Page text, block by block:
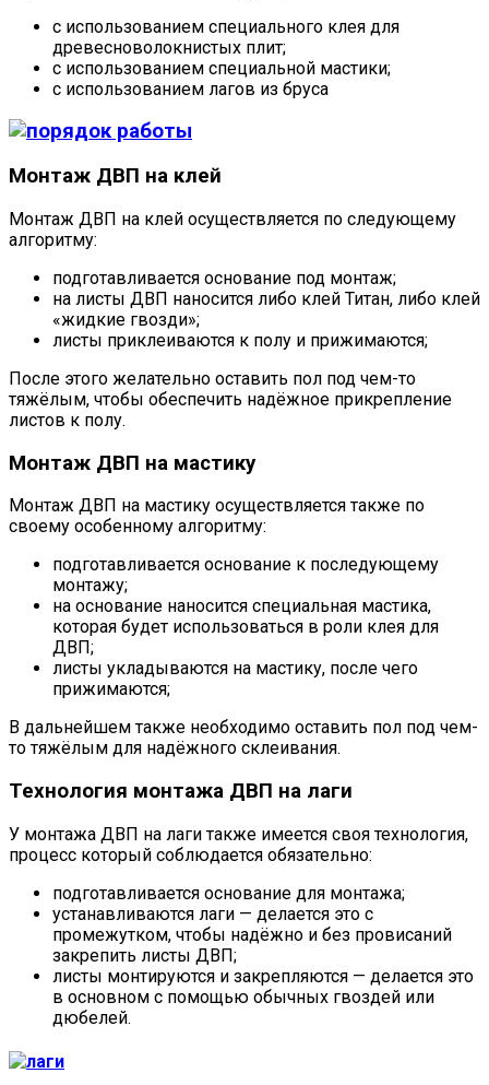
с использованием специального клея для
древесноволокнистых плит;
с использованием специальной мастики;
с использованием лагов из бруса
Монтаж ДВП на клей
Монтаж ДВП на клей осуществляется по следующему
алгоритму:
подготавливается основание под монтаж;
на листы ДВП наносится либо клей Титан, либо клей
«жидкие гвозди»;
листы приклеиваются к полу и прижимаются;
После этого желательно оставить пол под чем-то
тяжёлым, чтобы обеспечить надёжное прикрепление
листов к полу.
Монтаж ДВП на мастику
Монтаж ДВП на мастику осуществляется также по
своему особенному алгоритму:
подготавливается основание к последующему
монтажу;
на основание наносится специальная мастика,
которая будет использоваться в роли клея для
ДВП;
листы укладываются на мастику, после чего
прижимаются;
В дальнейшем также необходимо оставить пол под чем-
то тяжёлым для надёжного склеивания.
Технология монтажа ДВП на лаги
У монтажа ДВП на лаги также имеется своя технология,
процесс который соблюдается обязательно:
подготавливается основание для монтажа;
устанавливаются лаги — делается это с
промежутком, чтобы надёжно и без провисаний
закрепить листы ДВП;
листы монтируются и закрепляются — делается это
в основном с помощью обычных гвоздей или
дюбелей.